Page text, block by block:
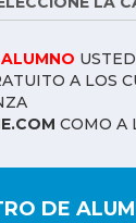
A LOS
COMO A
DE